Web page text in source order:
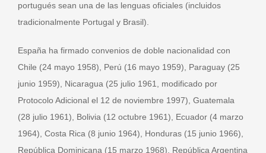
portugués sean una de las lenguas oficiales (incluidos
tradicionalmente Portugal y Brasil).
España ha firmado convenios de doble nacionalidad con
Chile (24 mayo 1958), Perú (16 mayo 1959), Paraguay (25
junio 1959), Nicaragua (25 julio 1961, modificado por
Protocolo Adicional el 12 de noviembre 1997), Guatemala
(28 julio 1961), Bolivia (12 octubre 1961), Ecuador (4 marzo
1964), Costa Rica (8 junio 1964), Honduras (15 junio 1966),
República Dominicana (15 marzo 1968), República Argentina